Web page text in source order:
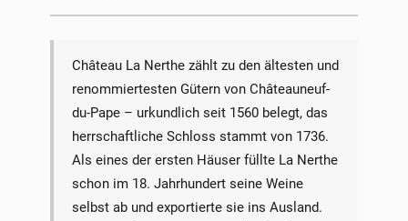
Château La Nerthe zählt zu den ältesten und
renommiertesten Gütern von Châteauneuf-
du-Pape – urkundlich seit 1560 belegt, das
herrschaftliche Schloss stammt von 1736.
Als eines der ersten Häuser füllte La Nerthe
schon im 18. Jahrhundert seine Weine
selbst ab und exportierte sie ins Ausland.